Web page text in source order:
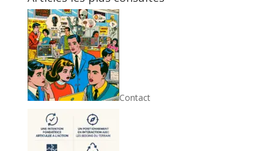
Contact